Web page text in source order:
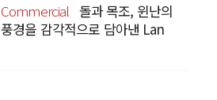
Commercial 돌과 목조, 윈난의
풍경을 감각적으로 담아낸 Lan